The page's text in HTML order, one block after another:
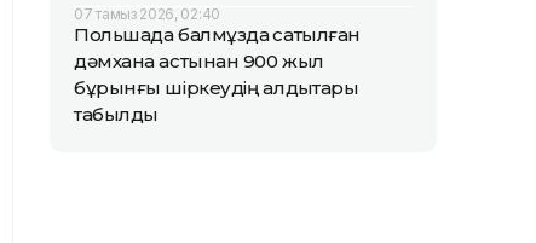
07 тамыз 2026, 02:40
Польшада балмұздақ сатылған
дәмхана астынан 900 жыл
бұрынғы шіркеудің қалдықтары
табылды